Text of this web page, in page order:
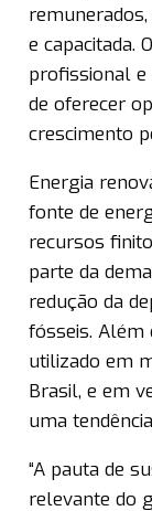
e capacitada.
profissional e
de oferecer
crescimento
Energia
fonte de
recursos
parte da
redução da
fósseis. Além
utilizado em
Brasil, e em
uma
“A pauta de
relevante do